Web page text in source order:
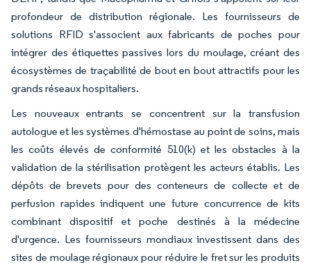
profondeur de distribution régionale. Les fournisseurs de
solutions RFID s'associent aux fabricants de poches pour
intégrer des étiquettes passives lors du moulage, créant des
écosystèmes de traçabilité de bout en bout attractifs pour les
grands réseaux hospitaliers.
Les nouveaux entrants se concentrent sur la transfusion
autologue et les systèmes d'hémostase au point de soins, mais
les coûts élevés de conformité 510(k) et les obstacles à la
validation de la stérilisation protègent les acteurs établis. Les
dépôts de brevets pour des conteneurs de collecte et de
perfusion rapides indiquent une future concurrence de kits
combinant dispositif et poche destinés à la médecine
d'urgence. Les fournisseurs mondiaux investissent dans des
sites de moulage régionaux pour réduire le fret sur les produits